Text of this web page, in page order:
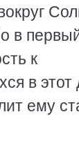
в
к
в этот
ему